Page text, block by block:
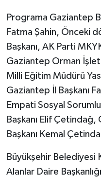
Programa Gaziantep
Fatma Şahin, Önceki
Başkanı, AK Parti
Gaziantep Orman
Milli Eğitim Müdürü
Gaziantep İl Başkanı
Empati Sosyal
Başkanı Elif
Başkanı Kemal
Büyükşehir Belediyesi
Alanlar Daire